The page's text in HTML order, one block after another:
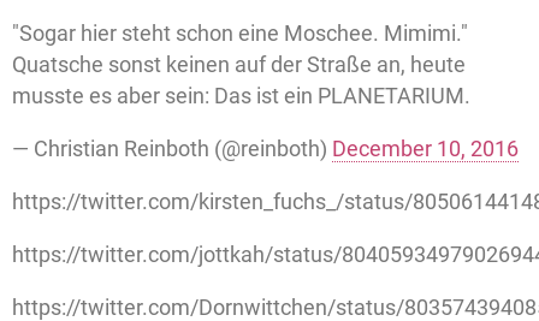
"Sogar hier steht schon eine Moschee. Mimimi."
Quatsche sonst keinen auf der Straße an, heute
musste es aber sein: Das ist ein PLANETARIUM.
— Christian Reinboth (@reinboth) December 10, 2016
https://twitter.com/kirsten_fuchs_/status/
https://twitter.com/jottkah/status/
https://twitter.com/Dornwittchen/status/